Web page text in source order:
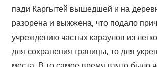
пади Каргытей вышедшей и на
разорена и выжжена, что подало
учреждению частых караулов из
для сохранения границы, то для